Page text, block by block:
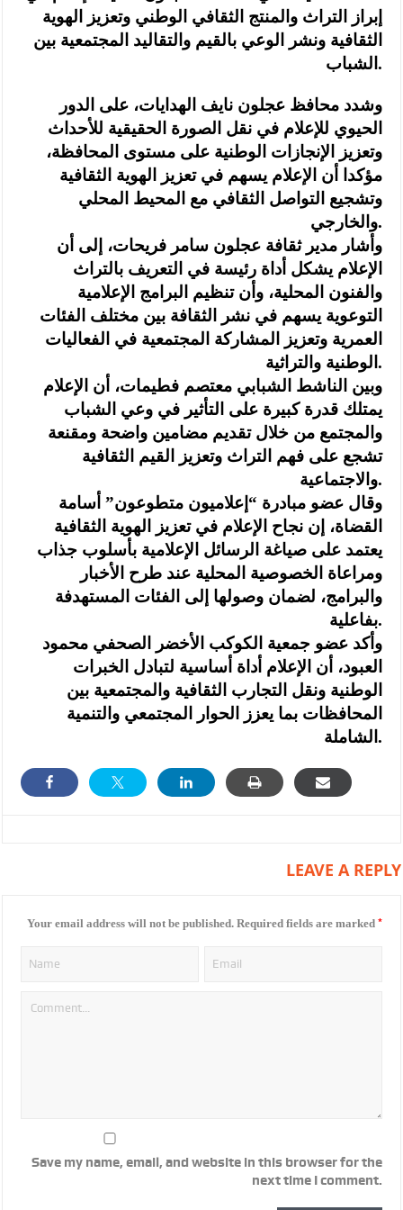
إبراز التراث والمنتج الثقافي الوطني وتعزيز الهوية
الثقافية ونشر الوعي بالقيم والتقاليد المجتمعية بين
الشباب.
وشدد محافظ عجلون نايف الهدايات، على الدور
الحيوي للإعلام في نقل الصورة الحقيقية للأحداث
وتعزيز الإنجازات الوطنية على مستوى المحافظة،
مؤكدا أن الإعلام يسهم في تعزيز الهوية الثقافية
وتشجيع التواصل الثقافي مع المحيط المحلي
والخارجي.
وأشار مدير ثقافة عجلون سامر فريحات، إلى أن
الإعلام يشكل أداة رئيسة في التعريف بالتراث
والفنون المحلية، وأن تنظيم البرامج الإعلامية
التوعوية يسهم في نشر الثقافة بين مختلف الفئات
العمرية وتعزيز المشاركة المجتمعية في الفعاليات
الوطنية والتراثية.
وبين الناشط الشبابي معتصم فطيمات، أن الإعلام
يمتلك قدرة كبيرة على التأثير في وعي الشباب
والمجتمع من خلال تقديم مضامين واضحة ومقنعة
تشجع على فهم التراث وتعزيز القيم الثقافية
والاجتماعية.
وقال عضو مبادرة “إعلاميون متطوعون” أسامة
القضاة، إن نجاح الإعلام في تعزيز الهوية الثقافية
يعتمد على صياغة الرسائل الإعلامية بأسلوب جذاب
ومراعاة الخصوصية المحلية عند طرح الأخبار
والبرامج، لضمان وصولها إلى الفئات المستهدفة
بفاعلية.
وأكد عضو جمعية الكوكب الأخضر الصحفي محمود
العبود، أن الإعلام أداة أساسية لتبادل الخبرات
الوطنية ونقل التجارب الثقافية والمجتمعية بين
المحافظات بما يعزز الحوار المجتمعي والتنمية
الشاملة.
LEAVE A REPLY
Your email address will not be published. Required fields are marked *
Save my name, email, and website in this browser for the
next time I comment.